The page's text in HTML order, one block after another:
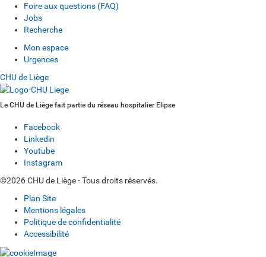
Foire aux questions (FAQ)
Jobs
Recherche
Mon espace
Urgences
CHU de Liège
Le CHU de Liège fait partie du réseau hospitalier Elipse
Facebook
Linkedin
Youtube
Instagram
©2026 CHU de Liège - Tous droits réservés.
Plan Site
Mentions légales
Politique de confidentialité
Accessibilité